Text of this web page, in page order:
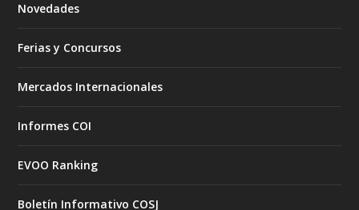
Novedades
Ferias y Concursos
Mercados Internacionales
Informes COI
EVOO Ranking
Boletín Informativo COSJ